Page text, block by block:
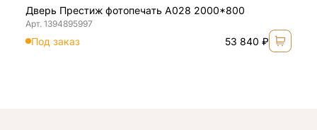
Дверь Престиж фотопечать А028 2000*800
Арт. 1394895997
Под заказ 53 840 ₽